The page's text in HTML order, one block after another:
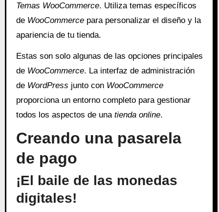
Temas WooCommerce. Utiliza temas específicos
de WooCommercepara personalizar el diseño y la
apariencia de tu tienda.
Estas son solo algunas de las opciones principales
de WooCommerce. La interfaz de administración
de WordPress junto con WooCommerce
proporciona un entorno completo para gestionar
todos los aspectos de una tienda online.
Creando una pasarela
de pago
¡El baile de las monedas
digitales!